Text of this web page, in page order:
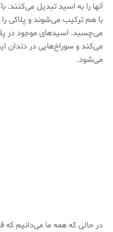
آنها را به اسید تبدیل می‌کنند.
با هم ترکیب می‌شوند و پلاکی
می‌چسبد. اسیدهای موجود در
می‌کند و سوراخ‌هایی در دندان
می‌شود.
در حالی که همه ما می‌دانیم